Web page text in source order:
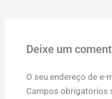
Deixe um
O seu endereço de e-
Campos obrigatórios